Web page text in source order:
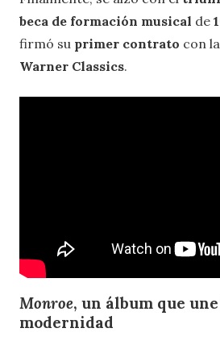
beca de formación musical de
firmó su primer contrato con
Warner Classics.
Monroe, un álbum que
modernidad